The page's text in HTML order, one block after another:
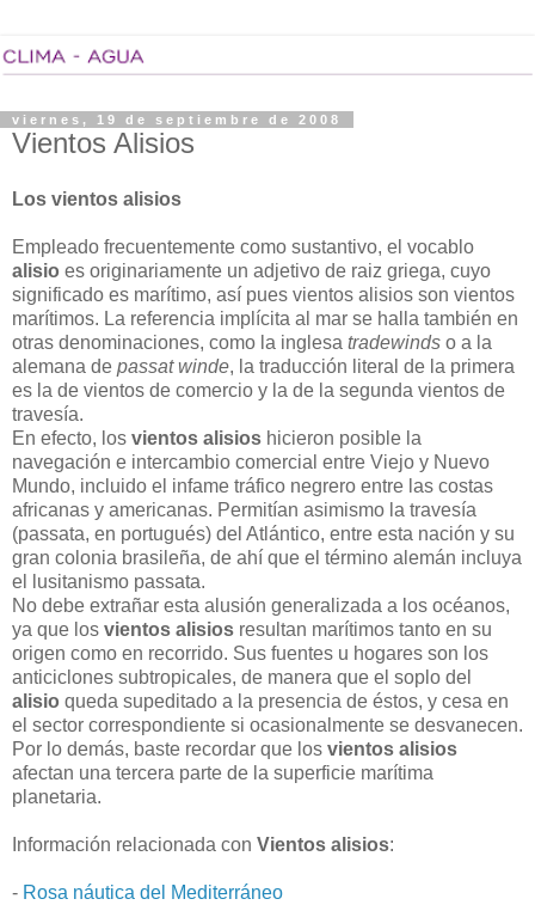
viernes, 19 de septiembre de 2008
Vientos Alisios
Los vientos alisios
Empleado frecuentemente como sustantivo, el vocablo
alisio es originariamente un adjetivo de raiz griega, cuyo
significado es marítimo, así pues vientos alisios son vientos
marítimos. La referencia implícita al mar se halla también en
otras denominaciones, como la inglesa tradewinds o a la
alemana de passat winde, la traducción literal de la primera
es la de vientos de comercio y la de la segunda vientos de
travesía.
En efecto, los vientos alisios hicieron posible la
navegación e intercambio comercial entre Viejo y Nuevo
Mundo, incluido el infame tráfico negrero entre las costas
africanas y americanas. Permitían asimismo la travesía
(passata, en portugués) del Atlántico, entre esta nación y su
gran colonia brasileña, de ahí que el término alemán incluya
el lusitanismo passata.
No debe extrañar esta alusión generalizada a los océanos,
ya que los vientos alisios resultan marítimos tanto en su
origen como en recorrido. Sus fuentes u hogares son los
anticiclones subtropicales, de manera que el soplo del
alisio queda supeditado a la presencia de éstos, y cesa en
el sector correspondiente si ocasionalmente se desvanecen.
Por lo demás, baste recordar que los vientos alisios
afectan una tercera parte de la superficie marítima
planetaria.
Información relacionada con Vientos alisios:
- Rosa náutica del Mediterráneo